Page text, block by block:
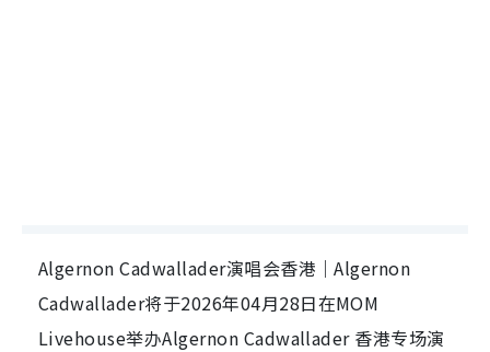
Algernon Cadwallader演唱会香港｜Algernon
Cadwallader将于2026年04月28日在MOM
Livehouse举办Algernon Cadwallader 香港专场演